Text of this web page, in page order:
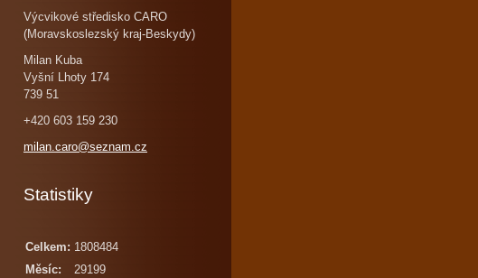
Výcvikové středisko CARO
(Moravskoslezský kraj-Beskydy)
Milan Kuba
Vyšní Lhoty 174
739 51
+420 603 159 230
milan.caro@seznam.cz
Statistiky
Celkem: 1808484
Měsíc:
29199